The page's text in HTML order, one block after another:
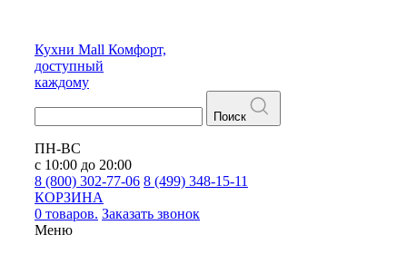
Кухни Mall Комфорт,
доступный
каждому
Поиск
ПН-ВС
с 10:00 до 20:00
8 (800) 302-77-06 8 (499) 348-15-11
КОРЗИНА
0 товаров. Заказать звонок
Меню